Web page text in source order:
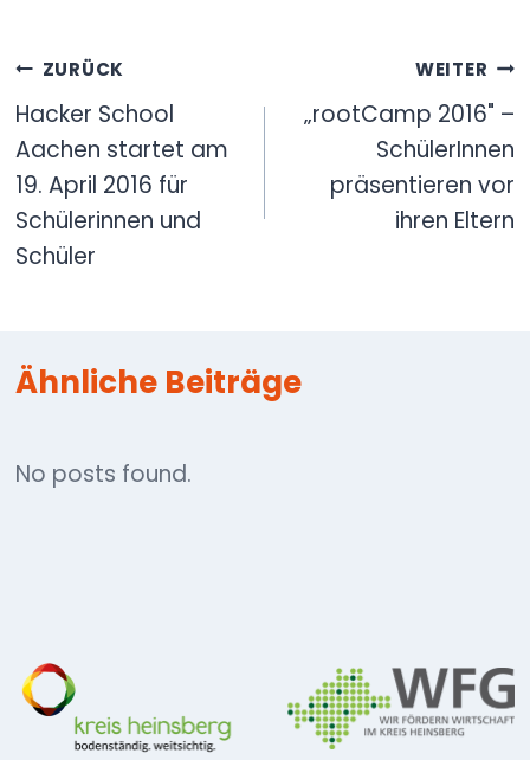
Beitragsnavigation
ZURÜCK
Hacker School
Aachen startet am
19. April 2016 für
Schülerinnen und
Schüler
WEITER
„rootCamp 2016" –
SchülerInnen
präsentieren vor
ihren Eltern
Ähnliche Beiträge
No posts found.